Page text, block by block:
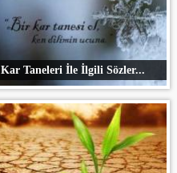
Kar Taneleri İle İlgili Sözler...